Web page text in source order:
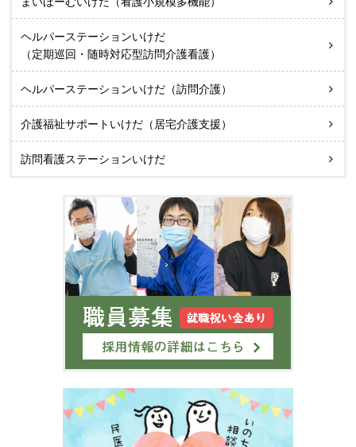
ヘルパーステーションいけだ
（定期巡回・随時対応型訪問介護看護）
ヘルパーステーションいけだ（訪問介護）
介護福祉サポートいけだ（居宅介護支援）
訪問看護ステーションいけだ